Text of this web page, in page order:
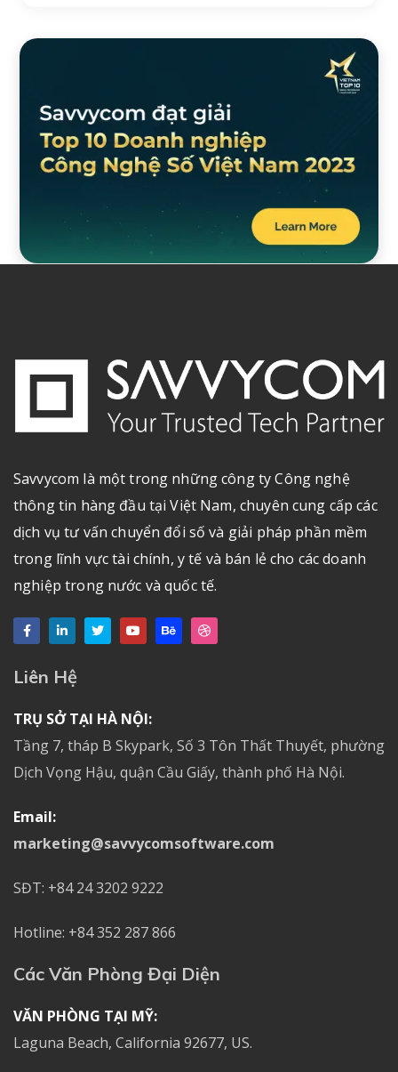
Savvycom là một trong những công ty Công nghệ
thông tin hàng đầu tại Việt Nam, chuyên cung cấp các
dịch vụ tư vấn chuyển đổi số và giải pháp phần mềm
trong lĩnh vực tài chính, y tế và bán lẻ cho các doanh
nghiệp trong nước và quốc tế.
Liên Hệ
TRỤ SỞ TẠI HÀ NỘI:
Tầng 7, tháp B Skypark, Số 3 Tôn Thất Thuyết, phường
Dịch Vọng Hậu, quận Cầu Giấy, thành phố Hà Nội.
Email:
marketing@savvycomsoftware.com
SĐT: +84 24 3202 9222
Hotline: +84 352 287 866
Các Văn Phòng Đại Diện
VĂN PHÒNG TẠI MỸ:
Laguna Beach, California 92677, US.